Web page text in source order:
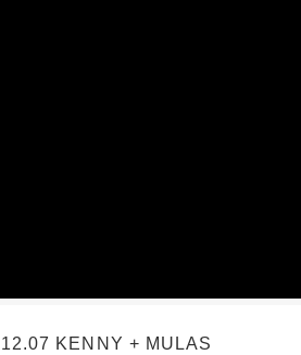
KENNY + MULAS